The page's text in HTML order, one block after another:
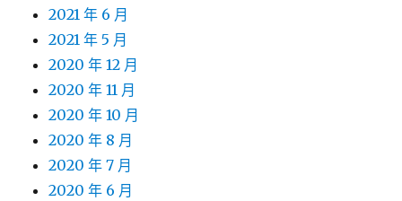
2021 年 6 月
2021 年 5 月
2020 年 12 月
2020 年 11 月
2020 年 10 月
2020 年 8 月
2020 年 7 月
2020 年 6 月